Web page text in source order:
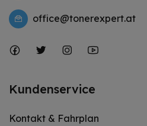
office@tonerexpert.at
Kundenservice
Kontakt & Fahrplan